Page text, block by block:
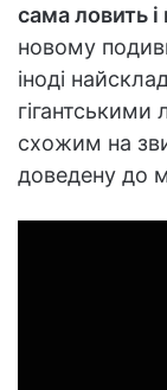
сама ловить і
новому
іноді
схожим на
доведену до